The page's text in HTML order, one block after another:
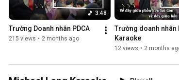
3:48
Trường Doanh nhân PDCA
215 views • 2 months ago
Trường doanh nhân
Karaoke
12 views • 2 months